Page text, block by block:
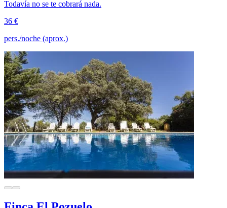
Todavía no se te cobrará nada.
36 €
pers./noche (aprox.)